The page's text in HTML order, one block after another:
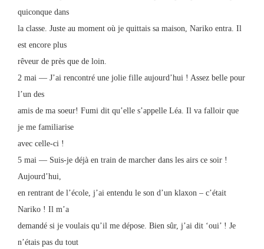
quiconque dans
la classe. Juste au moment où je quittais sa maison, Nariko entra. Il
est encore plus
rêveur de près que de loin.
2 mai — J’ai rencontré une jolie fille aujourd’hui ! Assez belle pour
l’un des
amis de ma soeur! Fumi dit qu’elle s’appelle Léa. Il va falloir que
je me familiarise
avec celle-ci !
5 mai — Suis-je déjà en train de marcher dans les airs ce soir !
Aujourd’hui,
en rentrant de l’école, j’ai entendu le son d’un klaxon – c’était
Nariko ! Il m’a
demandé si je voulais qu’il me dépose. Bien sûr, j’ai dit ‘oui’ ! Je
n’étais pas du tout